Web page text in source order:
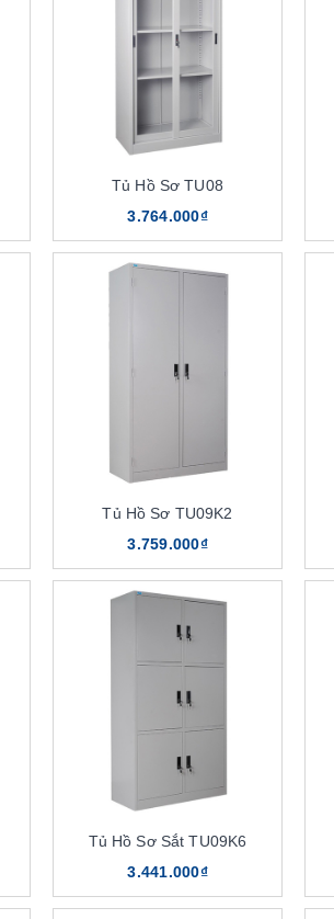
Tủ Hồ Sơ TU08
3.764.000₫
Tủ Hồ Sơ TU09K2
3.759.000₫
Tủ Hồ Sơ Sắt TU09K6
3.441.000₫